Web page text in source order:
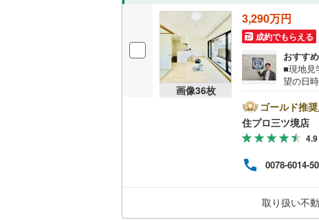
画像36枚
3,290万円
成約でもらえる
おすす
■現地見
望の日
す！ 最
い!! -------------- 弊社独自の住宅ローン提案
専門ス
書の作
宅ロー
える、
ら始ま
---
ゴールド推
住プロ三ツ境店
4.9
0078-6014-
取り扱い不
独立型キッ
浴室
浴室乾燥機
バルコニー、庭
ルーフバル
収納
ウォーク
（10）